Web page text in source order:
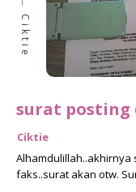
Ciktie
surat posting
Ciktie
Alhamdulillah..akhirnya
faks..surat akan otw.